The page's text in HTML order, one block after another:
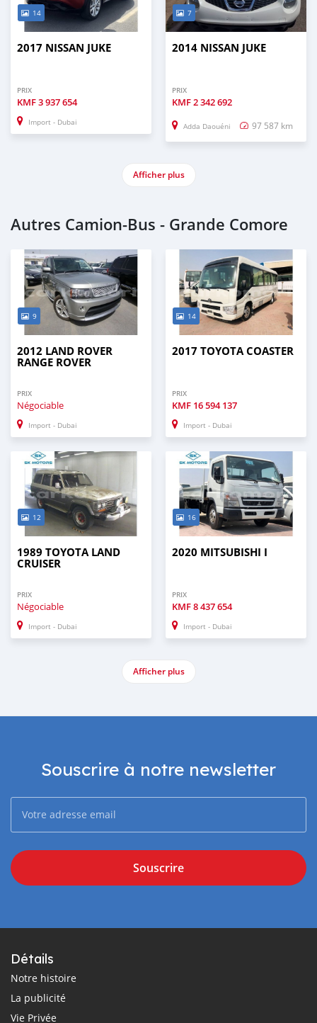
14
2017 NISSAN JUKE
PRIX
KMF3 937 654
Import - Dubai
7
2014 NISSAN JUKE
PRIX
KMF2 342 692
Adda Daouéni 97 587 km
Afficher plus
Autres Camion‒Bus - Grande Comore
9
2012 LAND ROVER
RANGE ROVER
PRIX
Négociable
Import - Dubai
14
2017 TOYOTA COASTER
PRIX
KMF 16 594 137
Import - Dubai
12
1989 TOYOTA LAND
CRUISER
PRIX
Négociable
Import - Dubai
16
2020 MITSUBISHI I
PRIX
KMF8 437 654
Import - Dubai
Afficher plus
Souscrire à notre newsletter
Souscrire
Détails
Notre histoire
La publicité
Vie Privée